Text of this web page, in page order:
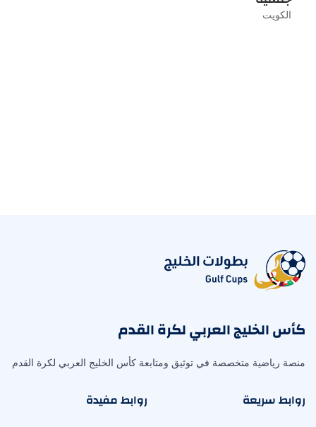
الكويت
كأس الخليج العربي لكرة القدم
منصة رياضية متخصصة في توثيق ومتابعة كأس الخليج العربي لكرة القدم
روابط سريعة روابط مفيدة